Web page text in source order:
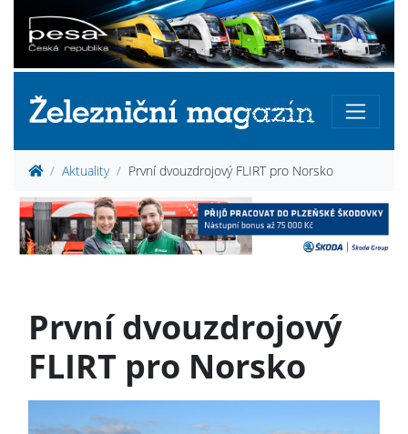
Aktuality První dvouzdrojový FLIRT pro Norsko
První dvouzdrojový
FLIRT pro Norsko